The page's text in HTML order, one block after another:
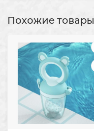
Похожие товары